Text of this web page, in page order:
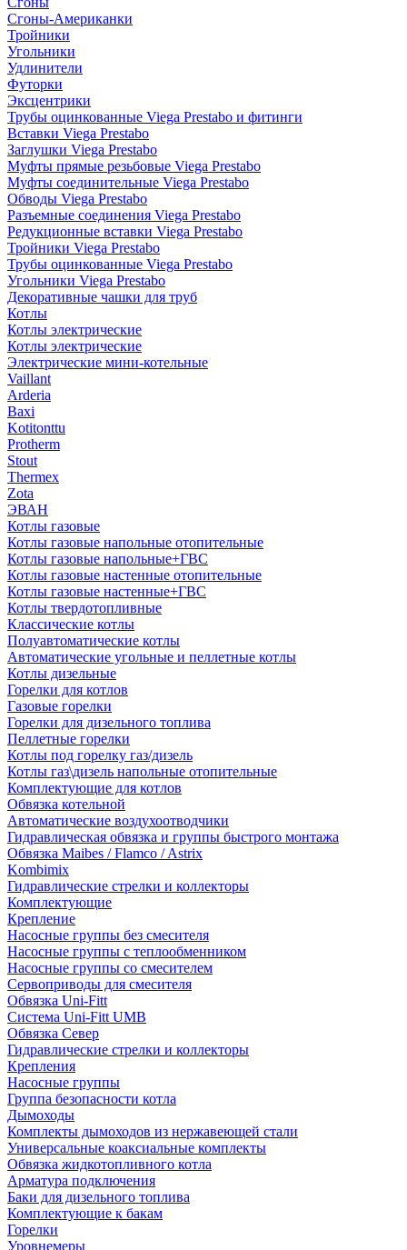
Сгоны-Американки
Тройники
Угольники
Удлинители
Футорки
Эксцентрики
Трубы оцинкованные Viega Prestabo и фитинги
Вставки Viega Prestabo
Заглушки Viega Prestabo
Муфты прямые резьбовые Viega Prestabo
Муфты соединительные Viega Prestabo
Обводы Viega Prestabo
Разъемные соединения Viega Prestabo
Редукционные вставки Viega Prestabo
Тройники Viega Prestabo
Трубы оцинкованные Viega Prestabo
Угольники Viega Prestabo
Декоративные чашки для труб
Котлы
Котлы электрические
Котлы электрические
Электрические мини-котельные
Vaillant
Arderia
Baxi
Kotitonttu
Protherm
Stout
Thermex
Zota
ЭВАН
Котлы газовые
Котлы газовые напольные отопительные
Котлы газовые напольные+ГВС
Котлы газовые настенные отопительные
Котлы газовые настенные+ГВС
Котлы твердотопливные
Классические котлы
Полуавтоматические котлы
Автоматические угольные и пеллетные котлы
Котлы дизельные
Горелки для котлов
Газовые горелки
Горелки для дизельного топлива
Пеллетные горелки
Котлы под горелку газ/дизель
Котлы газ\дизель напольные отопительные
Комплектующие для котлов
Обвязка котельной
Автоматические воздухоотводчики
Гидравлическая обвязка и группы быстрого монтажа
Обвязка Maibes / Flamco / Astrix
Kombimix
Гидравлические стрелки и коллекторы
Комплектующие
Крепление
Насосные группы без смесителя
Насосные группы с теплообменником
Насосные группы со смесителем
Сервоприводы для смесителя
Обвязка Uni-Fitt
Система Uni-Fitt UMB
Обвязка Север
Гидравлические стрелки и коллекторы
Крепления
Насосные группы
Группа безопасности котла
Дымоходы
Комплекты дымоходов из нержавеющей стали
Универсальные коаксиальные комплекты
Обвязка жидкотопливного котла
Арматура подключения
Баки для дизельного топлива
Комплектующие к бакам
Горелки
Уровнемеры